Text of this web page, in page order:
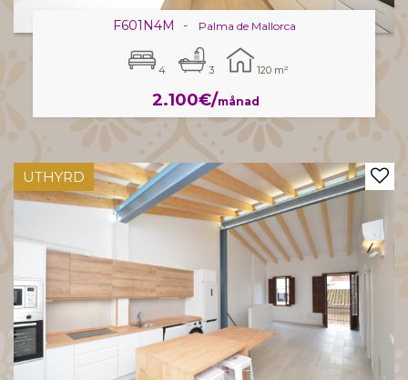
F601N4M - Palma de Mallorca
4 3 120 m²
2.100€/månad
UTHYRD